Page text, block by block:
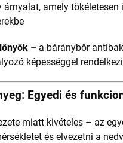
árnyalat, amely
– a báránybőr
képességgel
Egyedi és
miatt kivételes – az
és elvezetni a